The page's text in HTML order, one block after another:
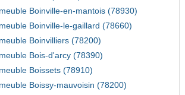
Boinville-en-mantois (78930)
Boinville-le-gaillard (78660)
Boinvilliers (78200)
Bois-d'arcy (78390)
Boissets (78910)
Boissy-mauvoisin (78200)